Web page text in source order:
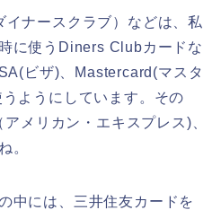
ナースクラブ）などは、私
に使うDiners Clubカードな
ビザ)、Mastercard(マスタ
ようにしています。その
メリカン・エキスプレス)、
。
中には、三井住友カードを